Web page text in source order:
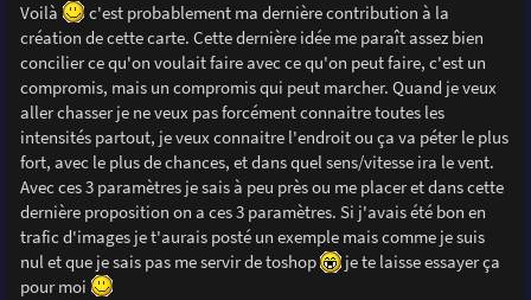
Voilà
c'est probablement ma dernière contribution à la
création de cette carte. Cette dernière idée me paraît assez bien
concilier ce qu'on voulait faire avec ce qu'on peut faire, c'est un
compromis, mais un compromis qui peut marcher. Quand je veux
aller chasser je ne veux pas forcément connaitre toutes les
intensités partout, je veux connaitre l'endroit ou ça va péter le plus
fort, avec le plus de chances, et dans quel sens/vitesse ira le vent.
Avec ces 3 paramètres je sais à peu près ou me placer et dans cette
dernière proposition on a ces 3 paramètres. Si j'avais été bon en
trafic d'images je t'aurais posté un exemple mais comme je suis
nul et que je sais pas me servir de toshop
je te laisse essayer ça
pour moi